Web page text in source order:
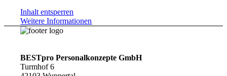
Inhalt entsperren
Weitere Informationen
BESTpro Personalkonzepte GmbH
Turmhof 6